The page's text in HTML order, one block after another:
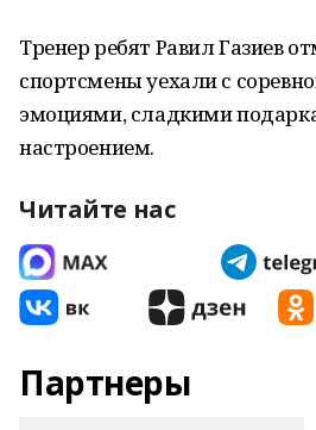
Тренер ребят Равил Газиев
спортсмены уехали с
эмоциями, сладкими
настроением.​
Читайте нас
Партнеры